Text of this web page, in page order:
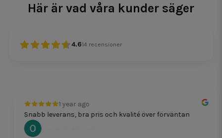
Här är vad våra kunder säger
4.614 recensioner
1 year ago
Snabb leverans, bra pris och kvalité över förväntan
Oscar Svensson